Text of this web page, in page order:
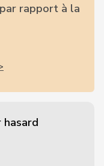
par rapport à la
hasard